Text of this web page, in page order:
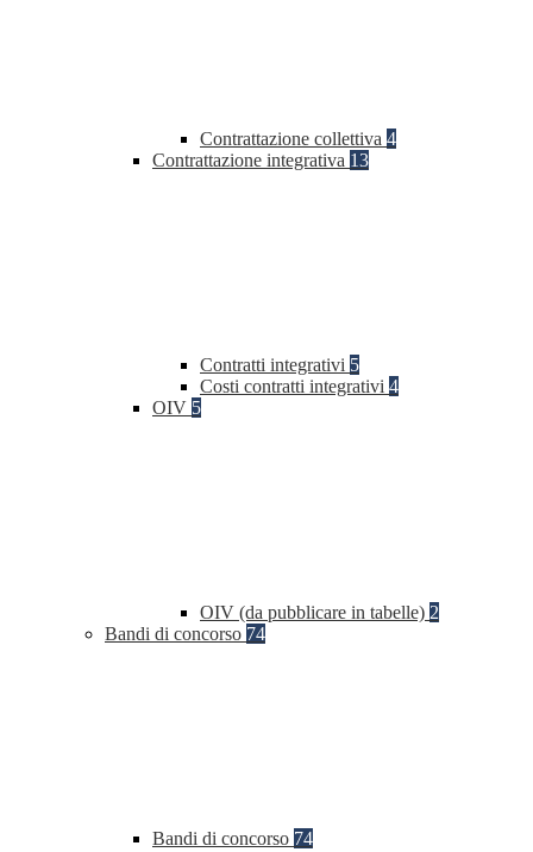
Contrattazione collettiva 4
Contrattazione integrativa 13
Contratti integrativi 5
Costi contratti integrativi 4
OIV 5
OIV (da pubblicare in tabelle) 2
Bandi di concorso 74
Bandi di concorso 74